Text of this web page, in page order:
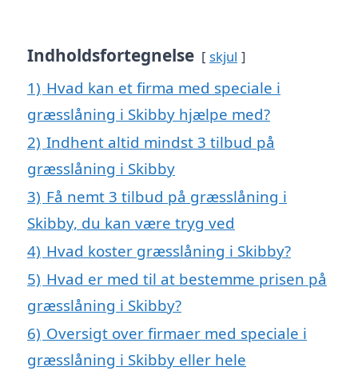
Indholdsfortegnelse skjul
1) Hvad kan et firma med speciale i
græsslåning i Skibby hjælpe med?
2) Indhent altid mindst 3 tilbud på
græsslåning i Skibby
3) Få nemt 3 tilbud på græsslåning i
Skibby, du kan være tryg ved
4) Hvad koster græsslåning i Skibby?
5) Hvad er med til at bestemme prisen på
græsslåning i Skibby?
6) Oversigt over firmaer med speciale i
græsslåning i Skibby eller hele